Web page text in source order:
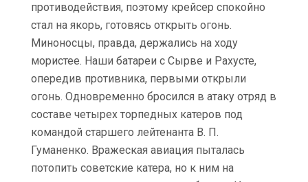
противодействия, поэтому крейсер спокойно
стал на якорь, готовясь открыть огонь.
Миноносцы, правда, держались на ходу
мористее. Наши батареи с Сырве и Рахусте,
опередив противника, первыми открыли
огонь. Одновременно бросился в атаку отряд в
составе четырех торпедных катеров под
командой старшего лейтенанта В. П.
Гуманенко. Вражеская авиация пыталась
потопить советские катера, но к ним на